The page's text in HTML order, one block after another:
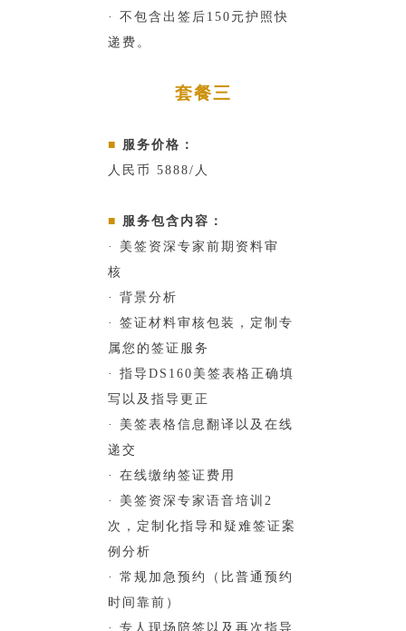
· 不包含出签后150元护照快
递费。
套餐三
■ 服务价格：
人民币 5888/人
■ 服务包含内容：
· 美签资深专家前期资料审
核
· 背景分析
· 签证材料审核包装，定制专
属您的签证服务
· 指导DS160美签表格正确填
写以及指导更正
· 美签表格信息翻译以及在线
递交
· 在线缴纳签证费用
· 美签资深专家语音培训2
次，定制化指导和疑难签证案
例分析
· 常规加急预约（比普通预约
时间靠前）
· 专人现场陪签以及再次指导